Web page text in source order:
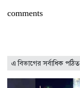
comments
এ বিভাগের সর্বাধিক পঠিত